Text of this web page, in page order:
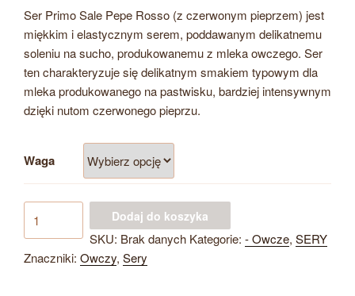
od
29,75 zł
do
119,00 zł
Ser Primo Sale Pepe Rosso (z czerwonym pieprzem) jest
miękkim i elastycznym serem, poddawanym delikatnemu
soleniu na sucho, produkowanemu z mleka owczego. Ser
ten charakteryzuje się delikatnym smakiem typowym dla
mleka produkowanego na pastwisku, bardziej intensywnym
dzięki nutom czerwonego pieprzu.
Waga
Ser
Sale
Dodaj do koszyka
SKU: Brak danych Kategorie: - Owcze, SERY
Znaczniki: Owczy, Sery